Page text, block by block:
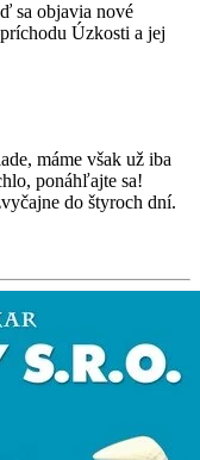
sa objavia nové
Úzkosti a jej
máme však už iba
ponáhľajte sa!
do štyroch dní.